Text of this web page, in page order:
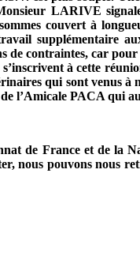
LARIVE
couvert à
supplémentaire
de contraintes, car
à cette
qui sont venus à
l’Amicale PACA qui
de France et de la
nous pouvons nous